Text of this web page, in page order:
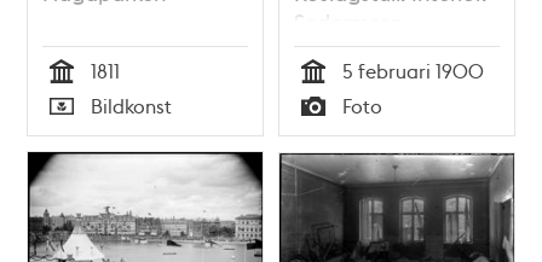
Tid
1811
Typ
Bildkonst
Sedermera
Roslagstulls sjukhus
Tid
5 februari 1900
Typ
Foto